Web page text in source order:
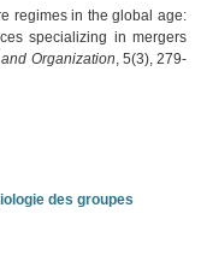
regimes in the global age:
specializing in mergers
Organization, 5(3), 279-
des groupes